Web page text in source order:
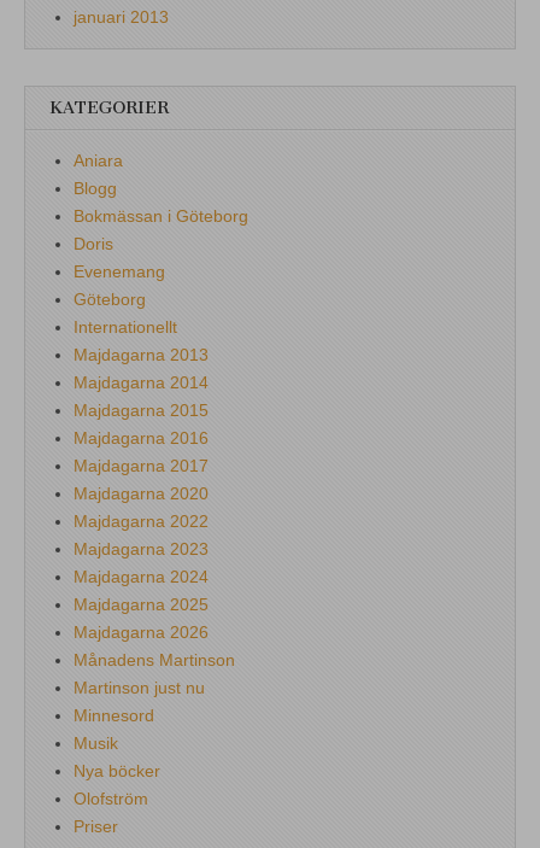
januari 2013
KATEGORIER
Aniara
Blogg
Bokmässan i Göteborg
Doris
Evenemang
Göteborg
Internationellt
Majdagarna 2013
Majdagarna 2014
Majdagarna 2015
Majdagarna 2016
Majdagarna 2017
Majdagarna 2020
Majdagarna 2022
Majdagarna 2023
Majdagarna 2024
Majdagarna 2025
Majdagarna 2026
Månadens Martinson
Martinson just nu
Minnesord
Musik
Nya böcker
Olofström
Priser